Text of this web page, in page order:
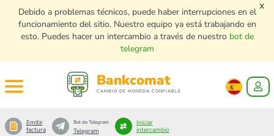
Debido a problemas técnicos, puede haber interrupciones en el
funcionamiento del sitio. Nuestro equipo ya está trabajando en
esto. Puedes hacer un intercambio a través de nuestro bot de
telegram
x
Bankcomat
CAMBIO DE MONEDA CONFIABLE
Emitir
factura
Bot de Telegram
Telegram
Iniciar
intercambio